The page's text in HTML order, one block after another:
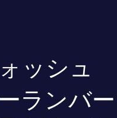
ッシュ
ランバ